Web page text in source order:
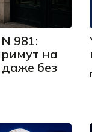
981:
на
без